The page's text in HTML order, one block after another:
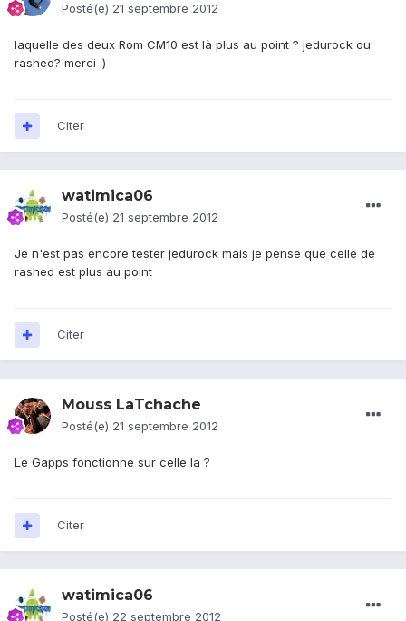
Posté(e) 21 septembre 2012
laquelle des deux Rom CM10 est là plus au point ? jedurock ou
rashed? merci :)
Citer
watimica06
Posté(e) 21 septembre 2012
Je n'est pas encore tester jedurock mais je pense que celle de
rashed est plus au point
Citer
Mouss LaTchache
Posté(e) 21 septembre 2012
Le Gapps fonctionne sur celle la ?
Citer
watimica06
Posté(e) 22 septembre 2012